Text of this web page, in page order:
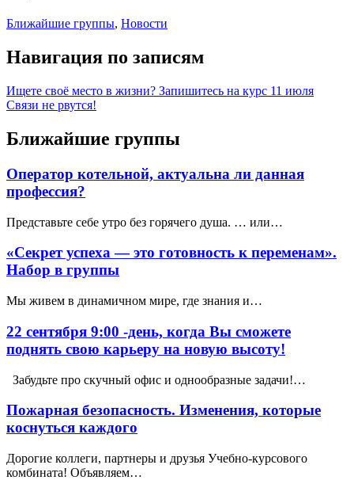
Ближайшие группы, Новости
Навигация по записям
Ищете своё место в жизни? Запишитесь на курс 11 июля
Связи не рвутся!
Ближайшие группы
Оператор котельной, актуальна ли данная
профессия?
Представьте себе утро без горячего душа. … или…
«Секрет успеха — это готовность к переменам».
Набор в группы
Мы живем в динамичном мире, где знания и…
22 сентября 9:00 -день, когда Вы сможете
поднять свою карьеру на новую высоту!
Забудьте про скучный офис и однообразные задачи!…
Пожарная безопасность. Изменения, которые
коснуться каждого
Дорогие коллеги, партнеры и друзья Учебно-курсового
комбината! Объявляем…